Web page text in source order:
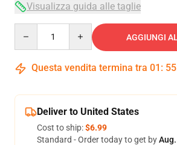
Visualizza guida alle taglie
AGGIUNGI
Questa vendita termina tra 01 : 55
Deliver to United States
Cost to ship:$6.99
Standard - Order today to get by